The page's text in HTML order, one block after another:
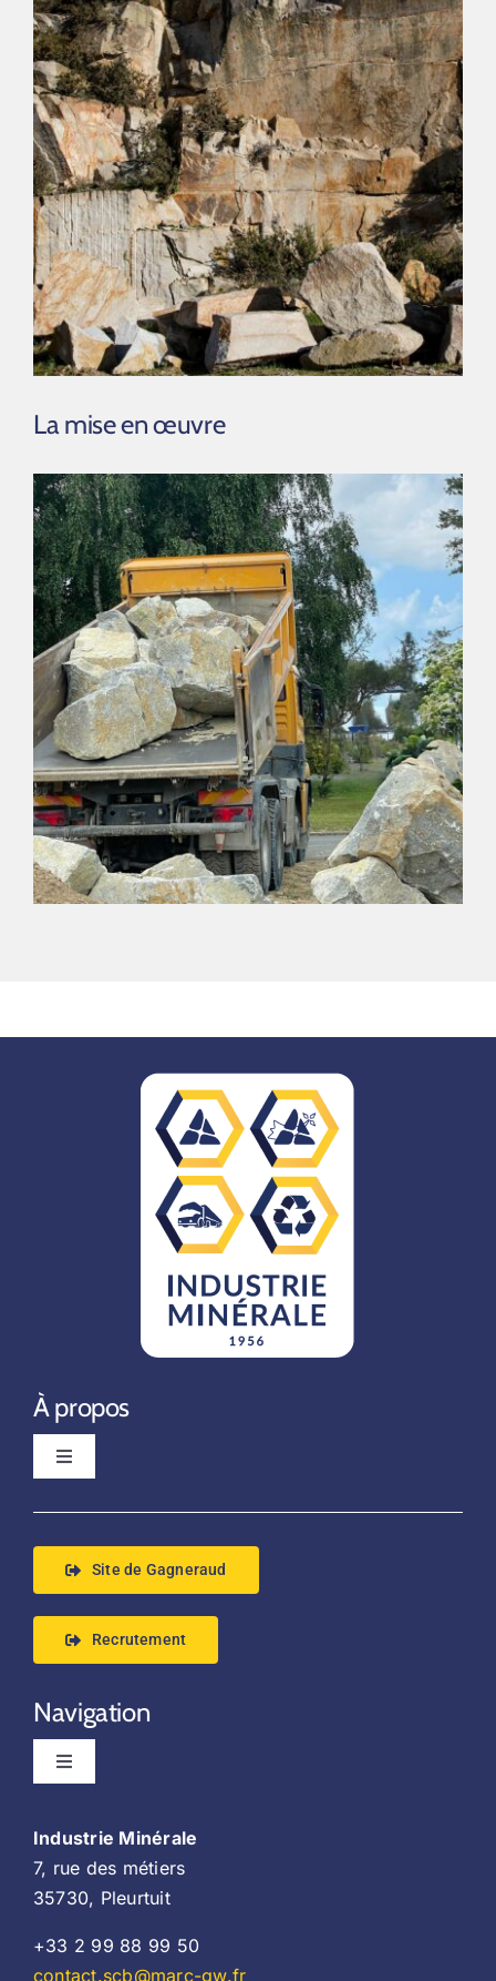
La mise en œuvre
À propos
Toggle
Mentions légales
CGV
Contact
Politique de confidentialité
Site de Gagneraud
Recrutement
Navigation
Toggle
Implantation
Produits
Industrie Minérale
7, rue des métiers
35730, Pleurtuit
+33 2 99 88 99 50
contact.scb@marc-gw.fr